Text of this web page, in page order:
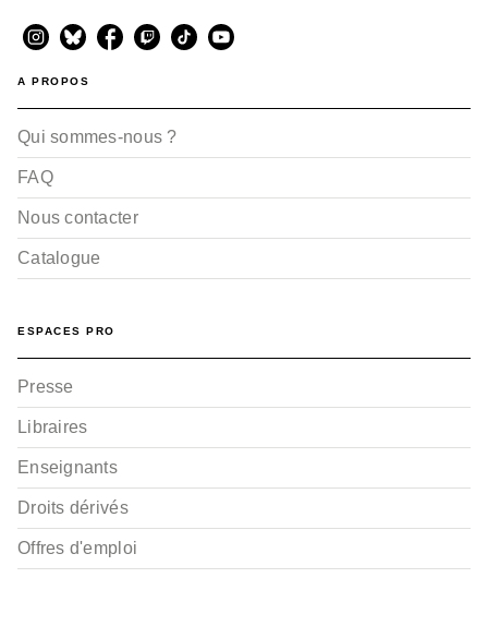
A PROPOS
Qui sommes-nous ?
FAQ
Nous contacter
Catalogue
ESPACES PRO
Presse
Libraires
Enseignants
Droits dérivés
Offres d'emploi